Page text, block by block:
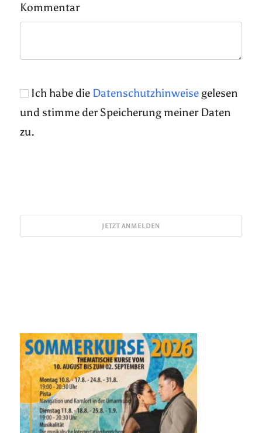
Kommentar
Ich habe die Datenschutzhinweise gelesen
und stimme der Speicherung meiner Daten
zu.